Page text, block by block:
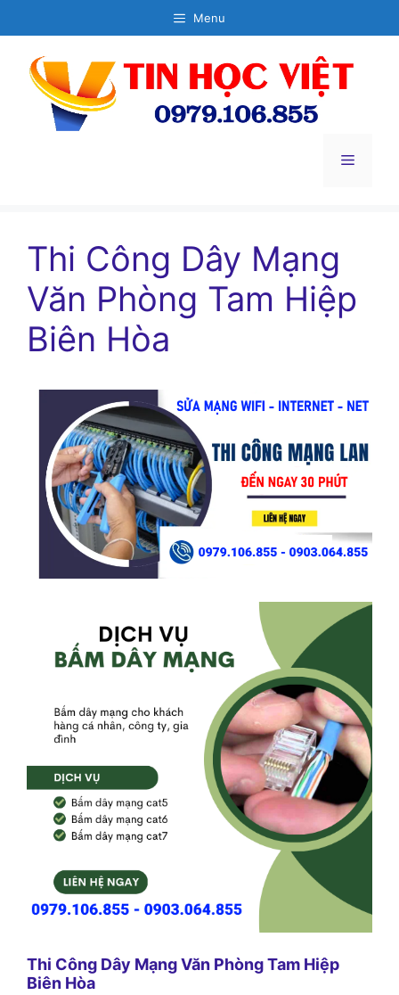
đến
dung
Menu
Menu
Thi Công Dây Mạng
Văn Phòng Tam Hiệp
Biên Hòa
Thi Công Dây Mạng Văn Phòng Tam Hiệp
Biên Hòa